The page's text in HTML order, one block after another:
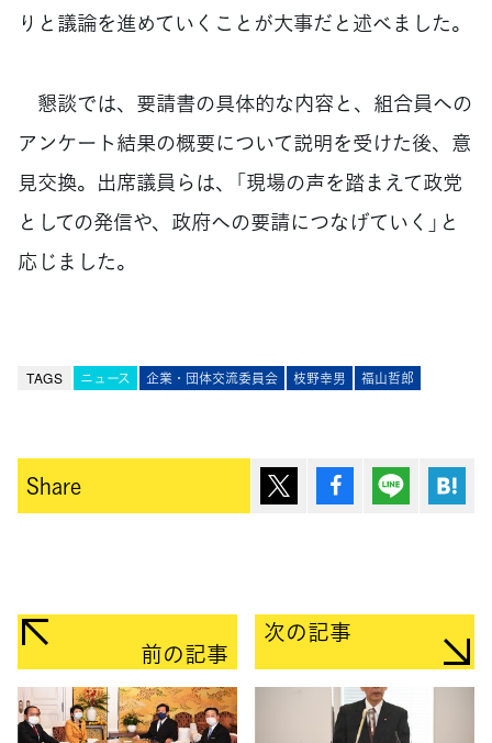
りと議論を進めていくことが大事だと述べました。
懇談では、要請書の具体的な内容と、組合員への
アンケート結果の概要について説明を受けた後、意
見交換。出席議員らは、「現場の声を踏まえて政党
としての発信や、政府への要請につなげていく」と
応じました。
TAGS ニュース 企業・団体交流委員会 枝野幸男 福山哲郎
Share ポスト シェア Lineで送
前の記事
次の記事